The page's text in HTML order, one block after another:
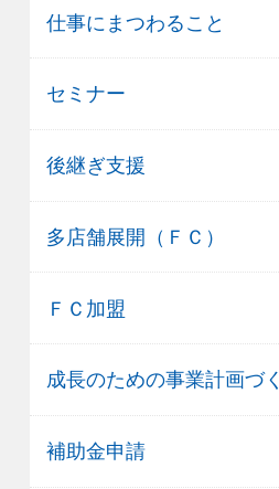
仕事にまつわること
セミナー
後継ぎ支援
多店舗展開（ＦＣ）
ＦＣ加盟
成長のための事業計画づ
補助金申請